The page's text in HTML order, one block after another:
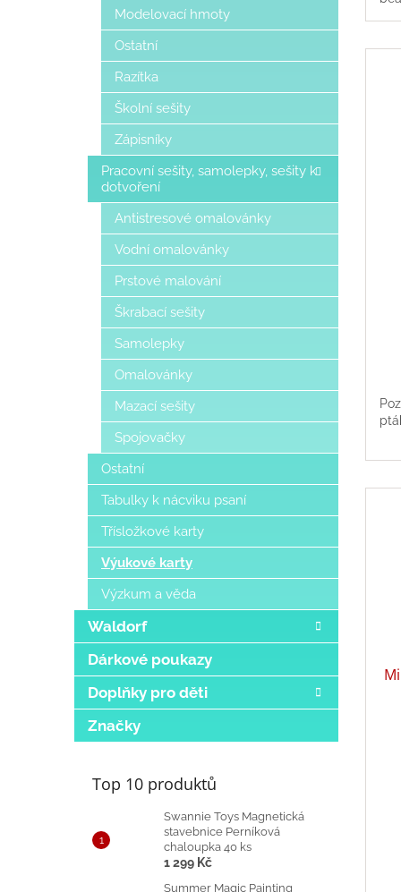
Modelovací hmoty
Ostatní
Razítka
Školní sešity
Zápisníky
Pracovní sešity, samolepky, sešity k
dotvoření
Antistresové omalovánky
Vodní omalovánky
Prstové malování
Škrabací sešity
Samolepky
Omalovánky
Mazací sešity
Spojovačky
Ostatní
Tabulky k nácviku psaní
Třísložkové karty
Výukové karty
Výzkum a věda
Waldorf
Dárkové poukazy
Doplňky pro děti
Značky
Top 10 produktů
Swannie Toys Magnetická
stavebnice Perníková
chaloupka 40 ks
1 299 Kč
Summer Magic Painting